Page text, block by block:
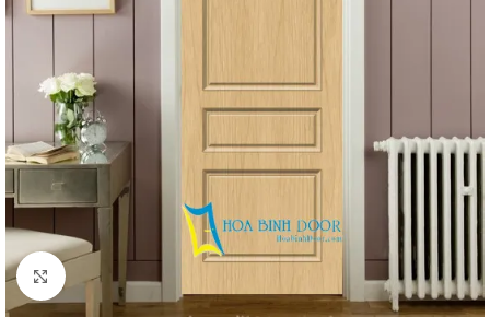
Click to enlarge